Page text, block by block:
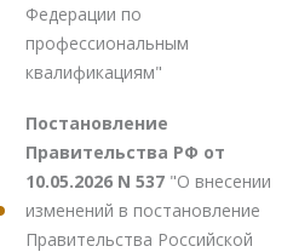
Федерации по
профессиональным
квалификациям"
Постановление
Правительства РФ от
10.05.2026 N 537 "О внесении
изменений в постановление
Правительства Российской